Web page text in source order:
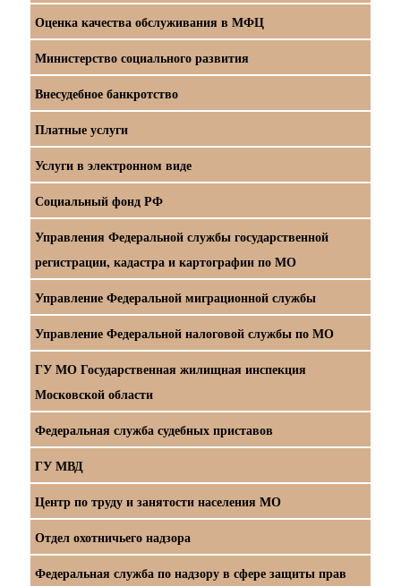
Оценка качества обслуживания в МФЦ
Министерство социального развития
Внесудебное банкротство
Платные услуги
Услуги в электронном виде
Социальный фонд РФ
Управления Федеральной службы государственной
регистрации, кадастра и картографии по МО
Управление Федеральной миграционной службы
Управление Федеральной налоговой службы по МО
ГУ МО Государственная жилищная инспекция
Московской области
Федеральная служба судебных приставов
ГУ МВД
Центр по труду и занятости населения МО
Отдел охотничьего надзора
Федеральная служба по надзору в сфере защиты прав